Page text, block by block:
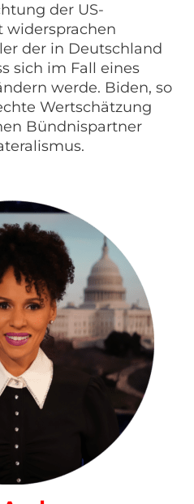
der US-
der in Deutschland
sich im Fall eines
werde. Biden, so
Wertschätzung
Bündnispartner